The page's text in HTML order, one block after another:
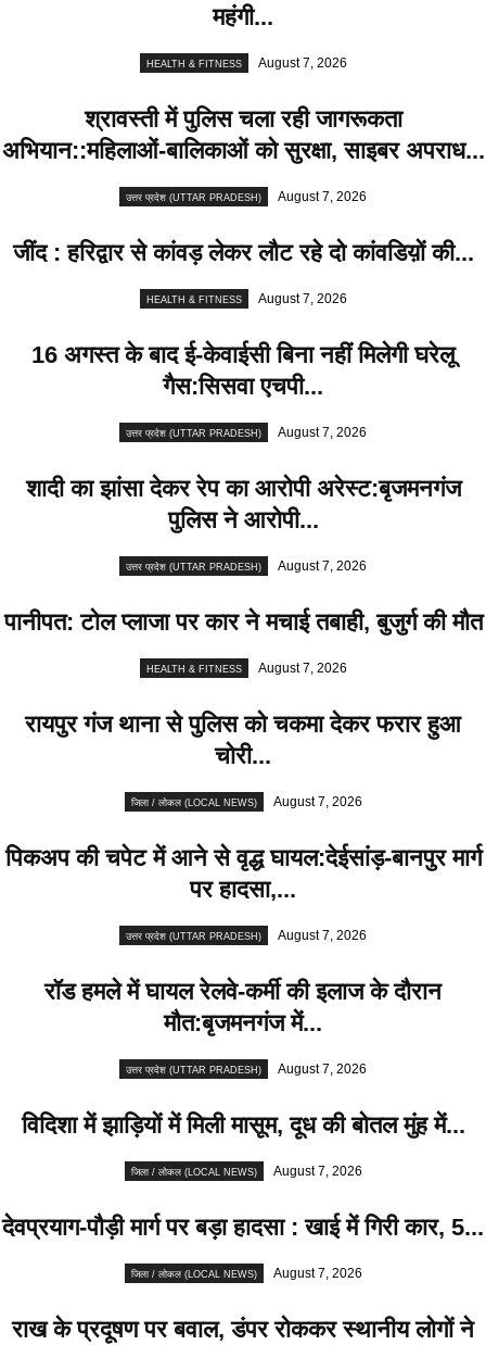
महंगी...
HEALTH & FITNESS August 7, 2026
श्रावस्ती में पुलिस चला रही जागरूकता
अभियान::महिलाओं-बालिकाओं को सुरक्षा, साइबर अपराध...
उत्तर प्रदेश (UTTAR PRADESH) August 7, 2026
जींद : हरिद्वार से कांवड़ लेकर लौट रहे दो कांवडिय़ों की...
HEALTH & FITNESS August 7, 2026
16 अगस्त के बाद ई-केवाईसी बिना नहीं मिलेगी घरेलू
गैस:सिसवा एचपी...
उत्तर प्रदेश (UTTAR PRADESH) August 7, 2026
शादी का झांसा देकर रेप का आरोपी अरेस्ट:बृजमनगंज
पुलिस ने आरोपी...
उत्तर प्रदेश (UTTAR PRADESH) August 7, 2026
पानीपत: टोल प्लाजा पर कार ने मचाई तबाही, बुजुर्ग की मौत
HEALTH & FITNESS August 7, 2026
रायपुर गंज थाना से पुलिस को चकमा देकर फरार हुआ
चोरी...
जिला / लोकल (LOCAL NEWS) August 7, 2026
पिकअप की चपेट में आने से वृद्ध घायल:देईसांड़-बानपुर मार्ग
पर हादसा,...
उत्तर प्रदेश (UTTAR PRADESH) August 7, 2026
रॉड हमले में घायल रेलवे-कर्मी की इलाज के दौरान
मौत:बृजमनगंज में...
उत्तर प्रदेश (UTTAR PRADESH) August 7, 2026
विदिशा में झाड़ियों में मिली मासूम, दूध की बोतल मुंह में...
जिला / लोकल (LOCAL NEWS) August 7, 2026
देवप्रयाग-पौड़ी मार्ग पर बड़ा हादसा : खाई में गिरी कार, 5...
जिला / लोकल (LOCAL NEWS) August 7, 2026
राख के प्रदूषण पर बवाल, डंपर रोककर स्थानीय लोगों ने